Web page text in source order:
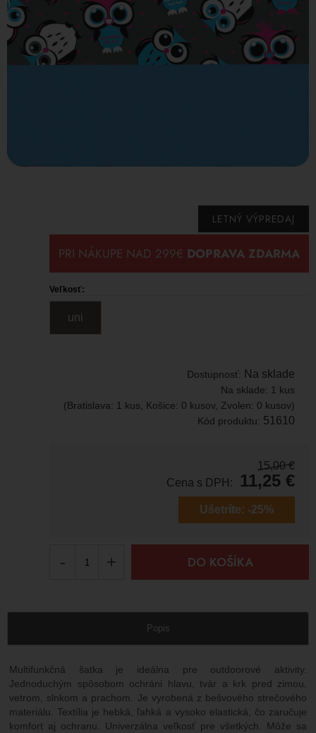
LETNÝ VÝPREDAJ
Veľkosť:
uni
Dostupnosť: Na sklade
Na sklade: 1 kus
(Bratislava: 1 kus, Košice: 0 kusov, Zvolen: 0 kusov)
Kód produktu: 51610
15,00 €
Cena s DPH:
11,25 €
Ušetríte: -25%
- + DO KOŠÍKA
Popis
Multifunkčná šatka je ideálna pre outdoorové aktivity.
Jednoduchým spôsobom ochráni hlavu, tvár a krk pred zimou,
vetrom, slnkom a prachom. Je vyrobená z bešvového strečového
materiálu. Textília je hebká, ľahká a vysoko elastická, čo zaručuje
komfort aj ochranu. Univerzálna veľkosť pre všetkých. Môže sa